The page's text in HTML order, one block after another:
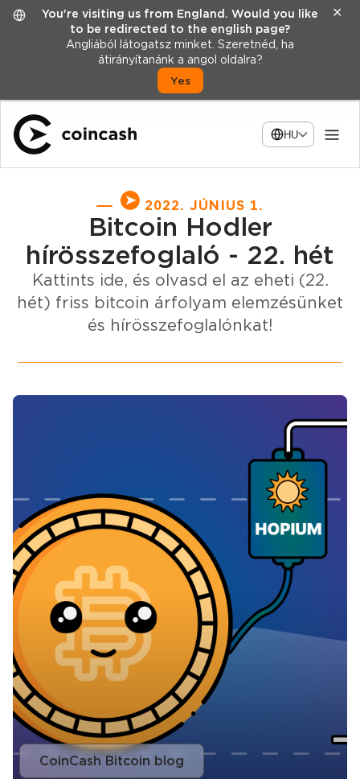
You're visiting us from England. Would you like
to be redirected to the english page?
Angliából látogatsz minket. Szeretnéd, ha
átirányítanánk a angol oldalra?
Yes
✕
HU
2022. JÚNIUS 1.
Bitcoin Hodler
hírösszefoglaló - 22. hét
Kattints ide, és olvasd el az eheti (22.
hét) friss bitcoin árfolyam elemzésünket
és hírösszefoglalónkat!
CoinCash Bitcoin blog